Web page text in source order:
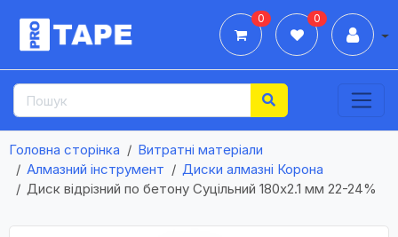
0 0
Головна сторінка
Витратні матеріали
Алмазний інструмент
Диски алмазні Корона
Диск відрізний по бетону Суцільний 180х2.1 мм 22-24%